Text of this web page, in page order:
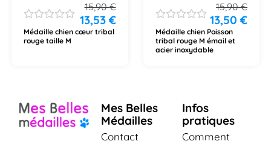
15,90€
13,53 €
Médaille chien cœur tribal
rouge taille M
15,90€
13,50€
Médaille chien Poisson
tribal rouge M émail et
acier inoxydable
Mes Belles
Médailles
Contact
Infos
pratiques
Comment